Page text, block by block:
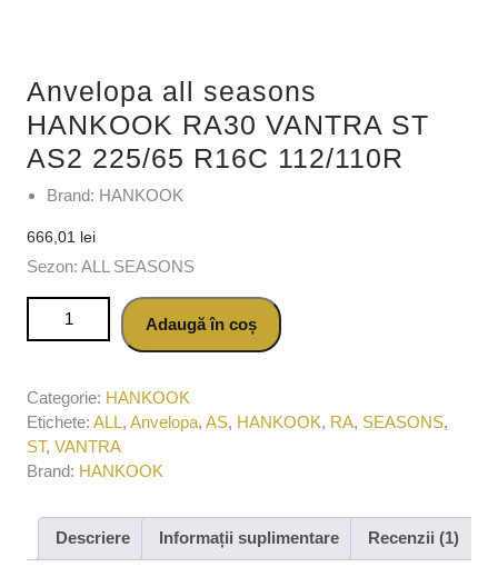
Anvelopa all seasons
HANKOOK RA30 VANTRA ST
AS2 225/65 R16C 112/110R
Brand: HANKOOK
666,01 lei
Sezon: ALL SEASONS
Cantitate Anvelopa all seasons HANKOOK RA30 VANTRA
ST AS2 225/65 R16C 112/110R
Adaugă în coș
Categorie: HANKOOK
Etichete: ALL, Anvelopa, AS, HANKOOK, RA, SEASONS,
ST, VANTRA
Brand: HANKOOK
Descriere Informații suplimentare Recenzii (1)